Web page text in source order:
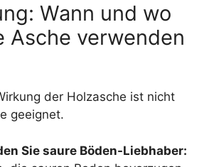
Wann und wo
Asche verwenden
der Holzasche ist nicht
geeignet.
Sie saure Böden-Liebhaber: